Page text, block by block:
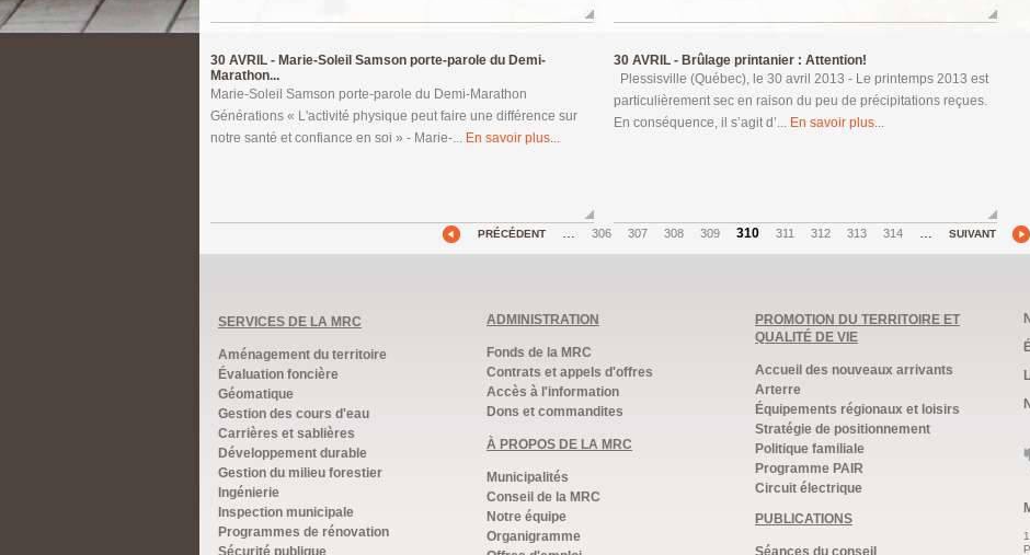
30 AVRIL - Marie-Soleil Samson porte-parole du Demi-
Marathon...
Marie-Soleil Samson porte-parole du Demi-Marathon
Générations « L'activité physique peut faire une différence sur
notre santé et confiance en soi » - Marie-... En savoir plus...
30 AVRIL - Brûlage printanier : Attention!
Plessisville (Québec), le 30 avril 2013 - Le printemps 2013 est
particulièrement sec en raison du peu de précipitations reçues.
En conséquence, il s’agit d’... En savoir plus...
PRÉCÉDENT … 306 307 308 309 310 311 312 313 314 … SUIVANT
SERVICES DE LA MRC
Aménagement du territoire
Évaluation foncière
Géomatique
Gestion des cours d'eau
Carrières et sablières
Développement durable
Gestion du milieu forestier
Ingénierie
Inspection municipale
Programmes de rénovation
Sécurité publique
ADMINISTRATION
Fonds de la MRC
Contrats et appels d'offres
Accès à l'information
Dons et commandites
À PROPOS DE LA MRC
Municipalités
Conseil de la MRC
Notre équipe
Organigramme
PROMOTION DU TERRITOIRE ET
QUALITÉ DE VIE
Accueil des nouveaux arrivants
Arterre
Équipements régionaux et loisirs
Stratégie de positionnement
Politique familiale
Programme PAIR
Circuit électrique
PUBLICATIONS
Séances du conseil